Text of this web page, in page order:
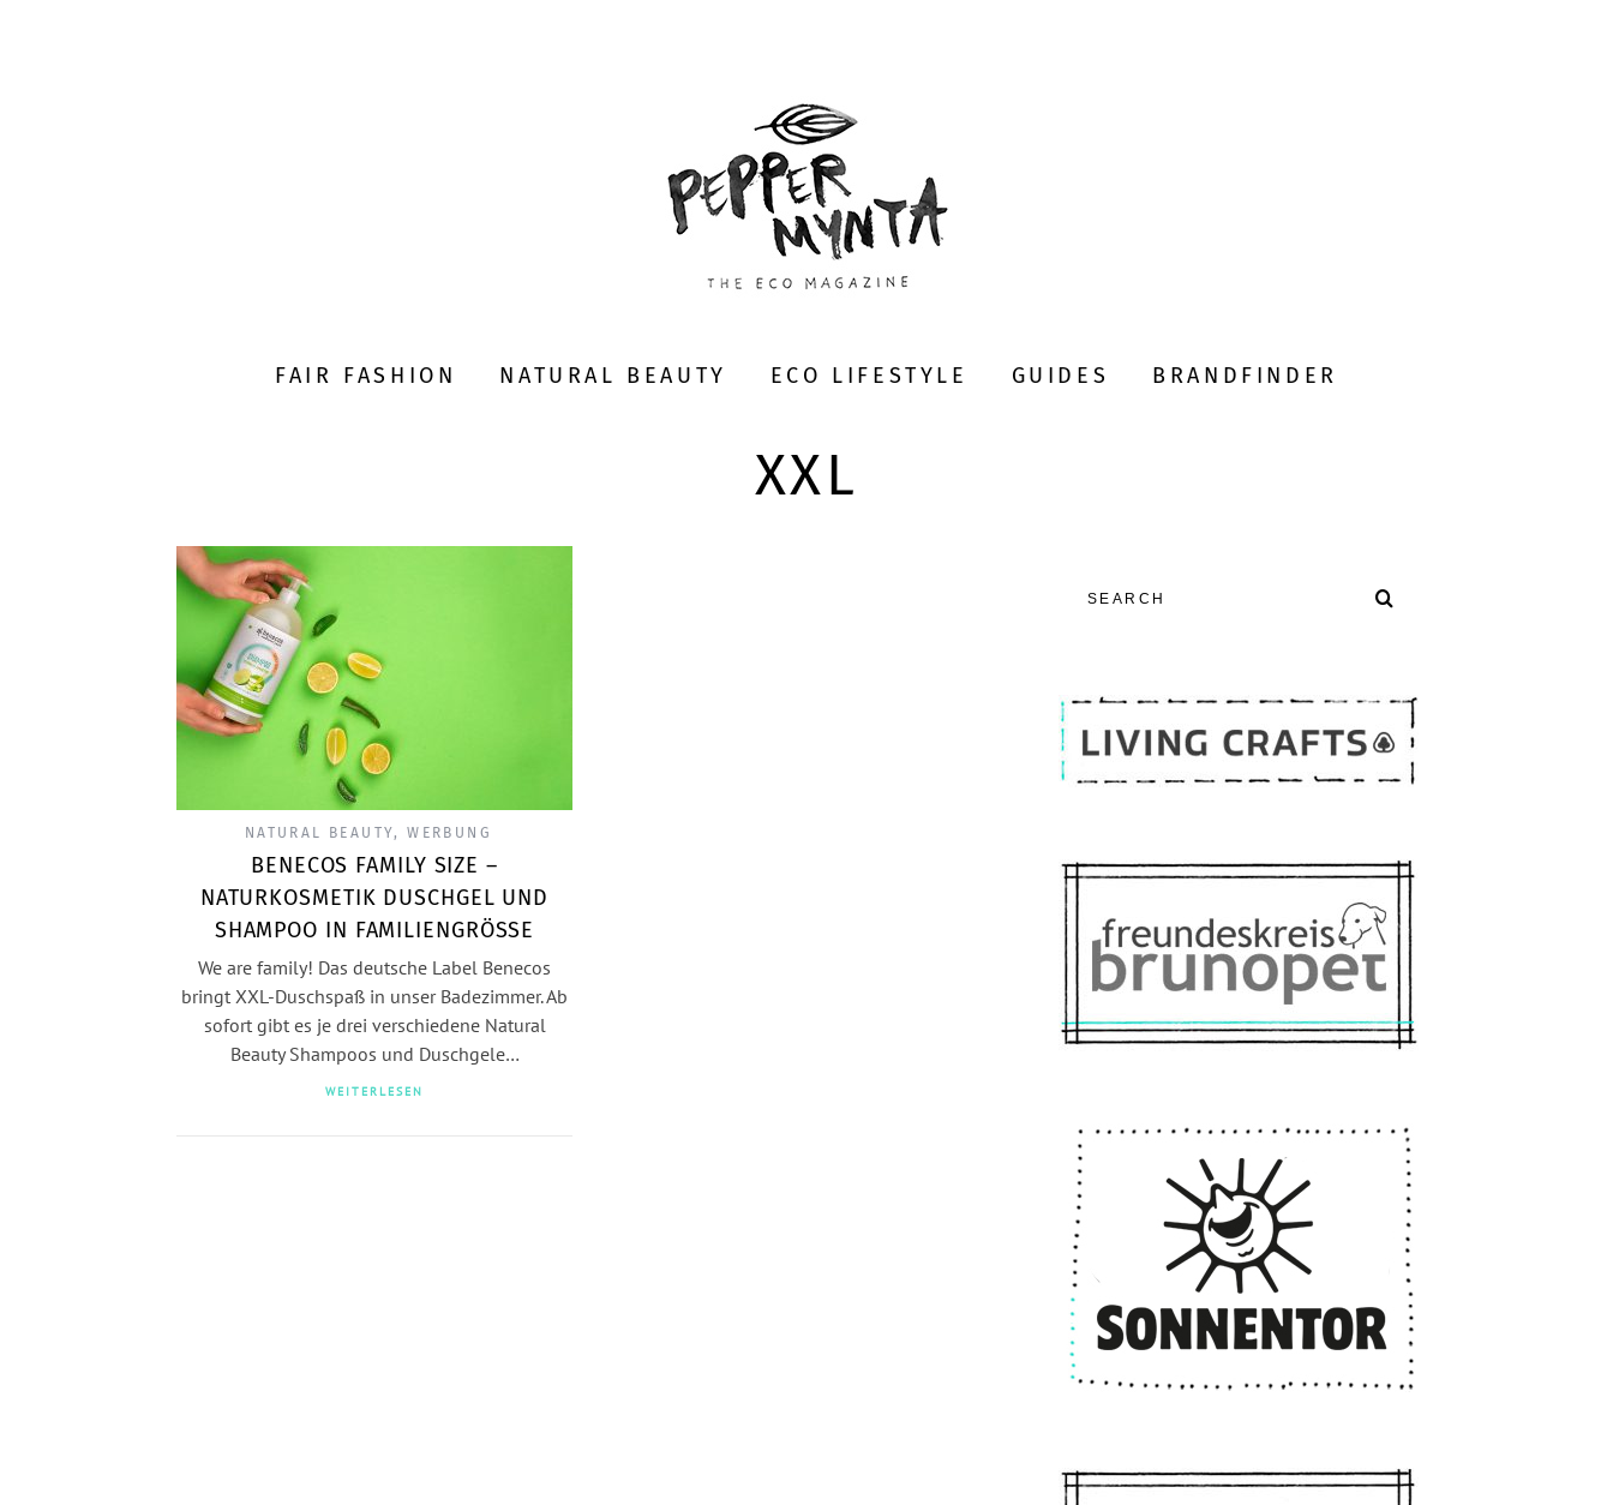
FAIR FASHION NATURAL BEAUTY ECO LIFESTYLE GUIDES BRANDFINDER
XXL
NATURAL BEAUTY,WERBUNG
BENECOS FAMILY SIZE –
NATURKOSMETIK DUSCHGEL UND
SHAMPOO IN FAMILIENGRÖSSE
We are family! Das deutsche Label Benecos
bringt XXL-Duschspaß in unser Badezimmer. Ab
sofort gibt es je drei verschiedene Natural
Beauty Shampoos und Duschgele…
WEITERLESEN